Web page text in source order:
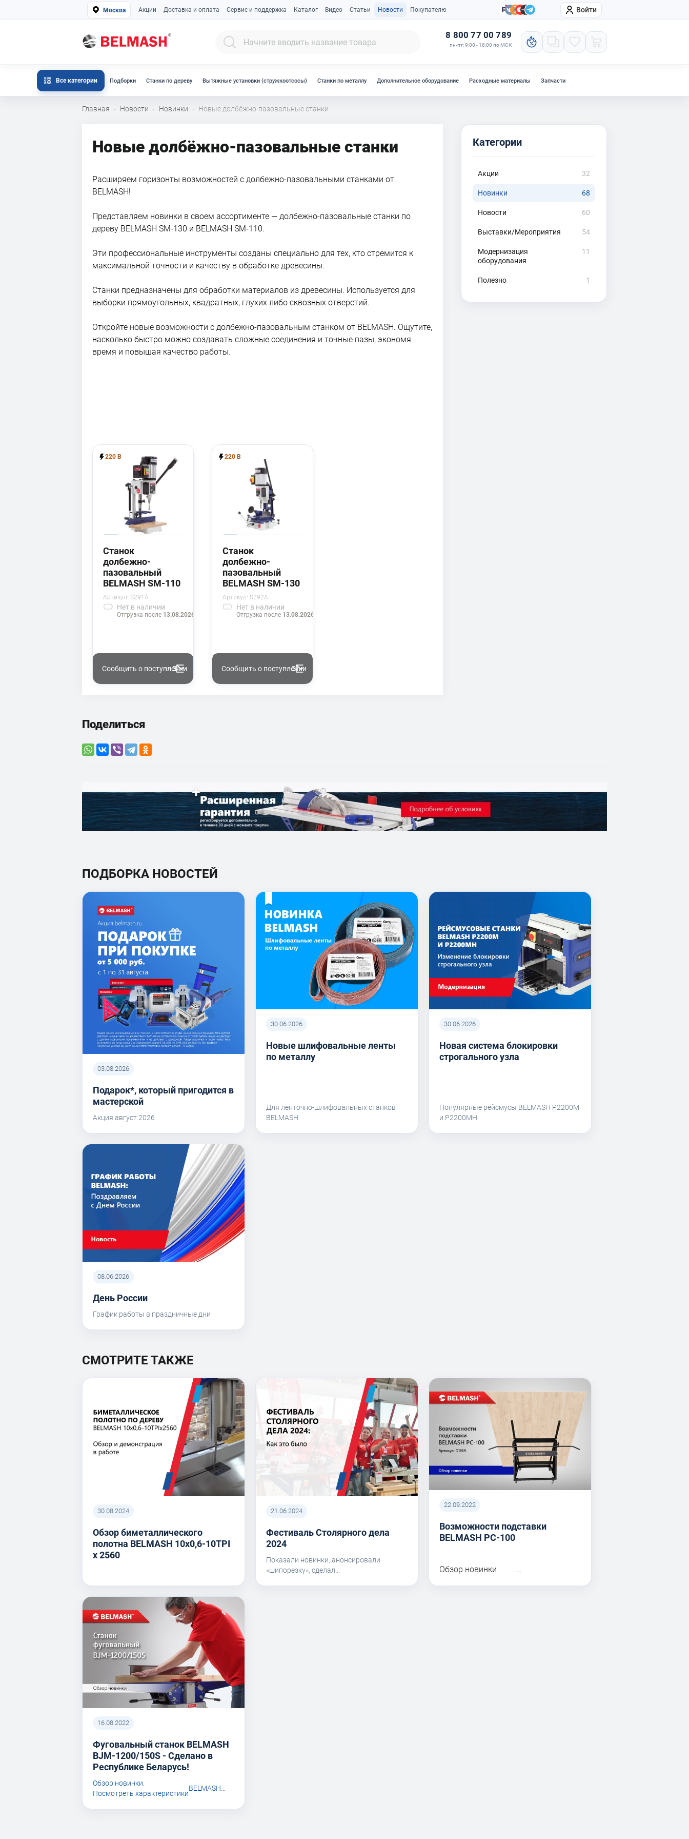
Москва Акции Доставка и оплата Сервис и поддержка Каталог Видео Статьи Новости Покупателю Компания Войти
8 800 77 00 789
пн-пт: 9:00 - 18:00 по МСК
Все категории Подборки Станки по дереву Вытяжные установки (стружкоотсосы) Станки по металлу Дополнительное оборудование Расходные материалы Запчасти
Главная · Новости · Новинки · Новые долбёжно-пазовальные станки
Новые долбёжно-пазовальные станки
Расширяем горизонты возможностей с долбежно-пазовальными станками от
BELMASH!
Представляем новинки в своем ассортименте — долбежно-пазовальные станки по
дереву BELMASH SM-130 и BELMASH SM-110.
Эти профессиональные инструменты созданы специально для тех, кто стремится к
максимальной точности и качеству в обработке древесины.
Станки предназначены для обработки материалов из древесины. Используется для
выборки прямоугольных, квадратных, глухих либо сквозных отверстий.
Откройте новые возможности с долбежно-пазовальным станком от BELMASH. Ощутите,
насколько быстро можно создавать сложные соединения и точные пазы, экономя
время и повышая качество работы.
220 В
Станок
долбежно-
пазовальный
BELMASH SM-110
Артикул: S291A
Нет в наличии
Отгрузка после 13.08.2026 г.
Сообщить о поступлении
220 В
Станок
долбежно-
пазовальный
BELMASH SM-130
Артикул: S292A
Нет в наличии
Отгрузка после 13.08.2026 г.
Сообщить о поступлении
Категории
Акции 32
Новинки 68
Новости 60
Выставки/Мероприятия 54
Модернизация
оборудования
11
Полезно 1
Поделиться
ПОДБОРКА НОВОСТЕЙ
03.08.2026
Подарок*, который пригодится в
мастерской
Акция август 2026
30.06.2026
Новые шлифовальные ленты
по металлу
Для ленточно-шлифовальных станков
BELMASH
30.06.2026
Новая система блокировки
строгального узла
Популярные рейсмусы BELMASH P2200M
и P2200MH
08.06.2026
День России
График работы в праздничные дни
СМОТРИТЕ ТАКЖЕ
30.08.2024
Обзор биметаллического
полотна BELMASH 10x0,6-10TPI
x 2560
21.06.2024
Фестиваль Столярного дела
2024
Показали новинки, анонсировали
«шипорезку», сделал...
22.09.2022
Возможности подставки
BELMASH PC-100
Обзор новинки ...
16.08.2022
Фуговальный станок BELMASH
BJM-1200/150S - Сделано в
Республике Беларусь!
Обзор новинки.
Посмотреть характеристики
BELMASH...